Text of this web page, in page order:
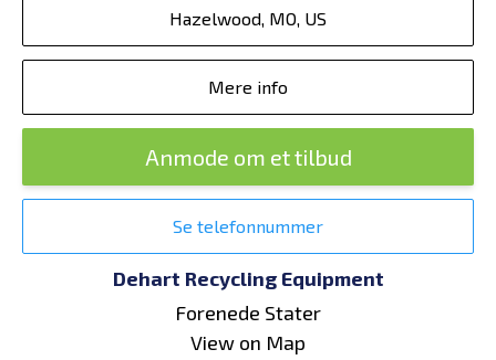
Hazelwood, MO, US
Mere info
Anmode om et tilbud
Se telefonnummer
Dehart Recycling Equipment
Forenede Stater
View on Map